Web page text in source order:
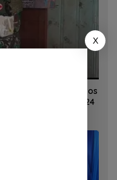
Yonif 645/GTY Pos
Gratis 1 x 24
X